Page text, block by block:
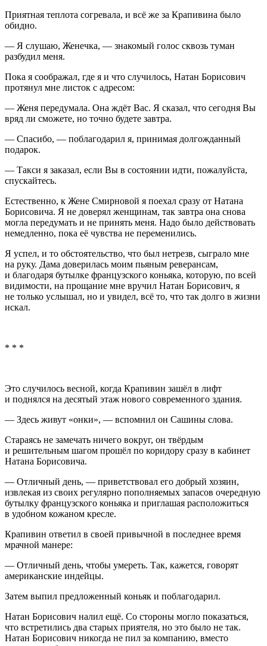
Приятная теплота согревала, и всё же за Крапивина было
обидно.
— Я слушаю, Женечка, — знакомый голос сквозь туман
разбудил меня.
Пока я соображал, где я и что случилось, Натан Борисович
протянул мне листок с адресом:
— Женя передумала. Она ждёт Вас. Я сказал, что сегодня Вы
вряд ли сможете, но точно будете завтра.
— Спасибо, — поблагодарил я, принимая долгожданный
подарок.
— Такси я заказал, если Вы в состоянии идти, пожалуйста,
спускайтесь.
Естественно, к Жене Смирновой я поехал сразу от Натана
Борисовича. Я не доверял женщинам, так завтра она снова
могла передумать и не принять меня. Надо было действовать
немедленно, пока её чувства не переменились.
Я успел, и то обстоятельство, что был нетрезв, сыграло мне
на руку. Дама доверилась моим пьяным реверансам,
и благодаря бутылке французского коньяка, которую, по всей
видимости, на прощание мне вручил Натан Борисович, я
не только услышал, но и увидел, всё то, что так долго в жизни
искал.
* * *
Это случилось весной, когда Крапивин зашёл в лифт
и поднялся на десятый этаж нового современного здания.
— Здесь живут «онки», — вспомнил он Сашины слова.
Стараясь не замечать ничего вокруг, он твёрдым
и решительным шагом прошёл по коридору сразу в кабинет
Натана Борисовича.
— Отличный день, — приветствовал его добрый хозяин,
извлекая из своих регулярно пополняемых запасов очередную
бутылку французского коньяка и приглашая расположиться
в удобном кожаном кресле.
Крапивин ответил в своей привычной в последнее время
мрачной манере:
— Отличный день, чтобы умереть. Так, кажется, говорят
американские индейцы.
Затем выпил предложенный коньяк и поблагодарил.
Натан Борисович налил ещё. Со стороны могло показаться,
что встретились два старых приятеля, но это было не так.
Натан Борисович никогда не пил за компанию, вместо